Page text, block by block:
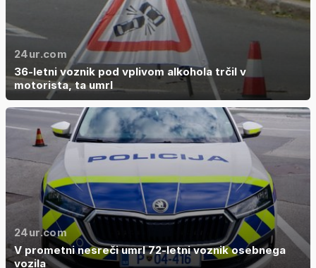
24ur.com
36-letni voznik pod vplivom alkohola trčil v
motorista, ta umrl
24ur.com
V prometni nesreči umrl 72-letni voznik osebnega
vozila